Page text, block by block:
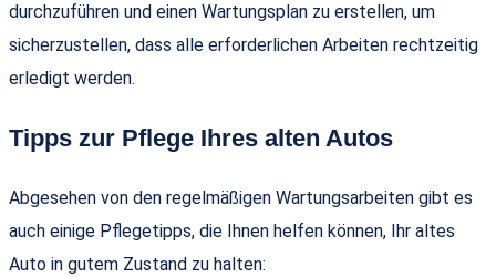
durchzuführen und einen Wartungsplan zu erstellen, um
sicherzustellen, dass alle erforderlichen Arbeiten rechtzeitig
erledigt werden.
Tipps zur Pflege Ihres alten Autos
Abgesehen von den regelmäßigen Wartungsarbeiten gibt es
auch einige Pflegetipps, die Ihnen helfen können, Ihr altes
Auto in gutem Zustand zu halten: